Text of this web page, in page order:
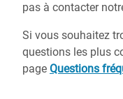
pas à contacter
Si vous souhaitez
questions les plus
page Questions